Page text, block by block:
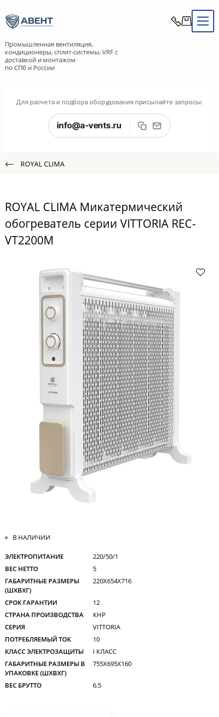
Промышленная вентиляция,
кондиционеры, сплит-системы, VRF с
доставкой и монтажом
по СПб и России
Для расчета и подбора оборудования присылайте запросы:
info@a-vents.ru
ROYAL CLIMA
ROYAL CLIMA Микатермический
обогреватель серии VITTORIA REC-
VT2200M
В НАЛИЧИИ
ЭЛЕКТРОПИТАНИЕ
220/50/1
ВЕС НЕТТО
5
ГАБАРИТНЫЕ РАЗМЕРЫ
(ШXВXГ)
220X654X716
СРОК ГАРАНТИИ
12
СТРАНА ПРОИЗВОДСТВА
КНР
СЕРИЯ
VITTORIA
ПОТРЕБЛЯЕМЫЙ ТОК
10
КЛАСС ЭЛЕКТРОЗАЩИТЫ
I КЛАСС
ГАБАРИТНЫЕ РАЗМЕРЫ В
УПАКОВКЕ (ШXВXГ)
755X695X160
ВЕС БРУТТО 6.5